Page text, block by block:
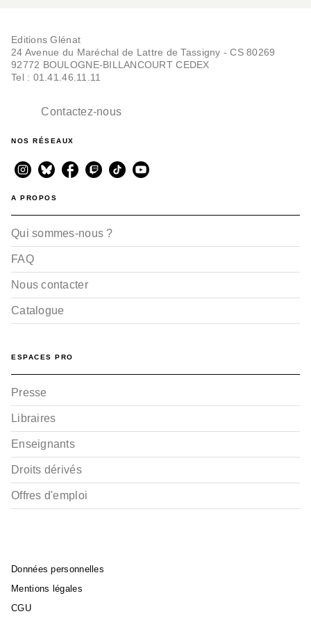
Editions Glénat
24 Avenue du Maréchal de Lattre de Tassigny - CS 80269
92772 BOULOGNE-BILLANCOURT CEDEX
Tel : 01.41.46.11.11
Contactez-nous
NOS RÉSEAUX
A PROPOS
Qui sommes-nous ?
FAQ
Nous contacter
Catalogue
ESPACES PRO
Presse
Libraires
Enseignants
Droits dérivés
Offres d'emploi
Données personnelles
Mentions légales
CGU